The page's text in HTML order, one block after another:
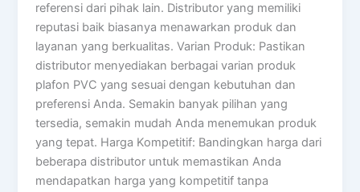
referensi dari pihak lain. Distributor yang memiliki
reputasi baik biasanya menawarkan produk dan
layanan yang berkualitas. Varian Produk: Pastikan
distributor menyediakan berbagai varian produk
plafon PVC yang sesuai dengan kebutuhan dan
preferensi Anda. Semakin banyak pilihan yang
tersedia, semakin mudah Anda menemukan produk
yang tepat. Harga Kompetitif: Bandingkan harga dari
beberapa distributor untuk memastikan Anda
mendapatkan harga yang kompetitif tanpa